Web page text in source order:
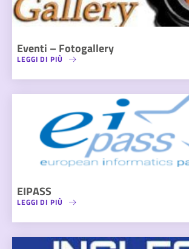
Eventi – Fotogallery
LEGGI DI PIÙ
EIPASS
LEGGI DI PIÙ